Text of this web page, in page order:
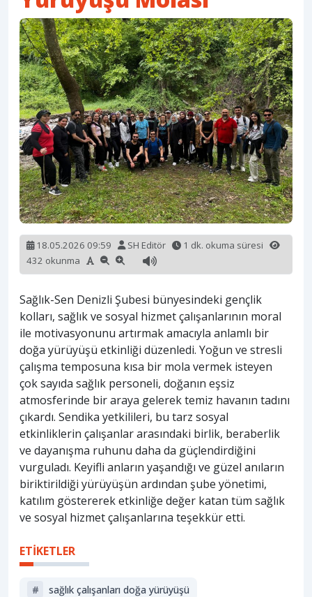
18.05.2026 09:59 SH Editör
1 dk. okuma süresi
432 okunma
Sağlık-Sen Denizli Şubesi bünyesindeki gençlik
kolları, sağlık ve sosyal hizmet çalışanlarının moral
ile motivasyonunu artırmak amacıyla anlamlı bir
doğa yürüyüşü etkinliği düzenledi. Yoğun ve stresli
çalışma temposuna kısa bir mola vermek isteyen
çok sayıda sağlık personeli, doğanın eşsiz
atmosferinde bir araya gelerek temiz havanın tadını
çıkardı. Sendika yetkilileri, bu tarz sosyal
etkinliklerin çalışanlar arasındaki birlik, beraberlik
ve dayanışma ruhunu daha da güçlendirdiğini
vurguladı. Keyifli anların yaşandığı ve güzel anıların
biriktirildiği yürüyüşün ardından şube yönetimi,
katılım göstererek etkinliğe değer katan tüm sağlık
ve sosyal hizmet çalışanlarına teşekkür etti.
ETİKETLER
#
sağlık çalışanları doğa yürüyüşü